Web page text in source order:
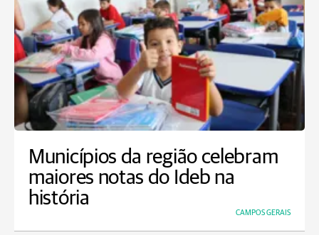
Municípios da região celebram
maiores notas do Ideb na
história
CAMPOS GERAIS